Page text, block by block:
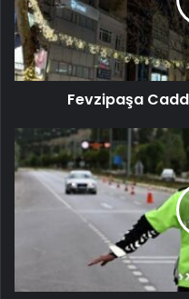
Fevzipaşa